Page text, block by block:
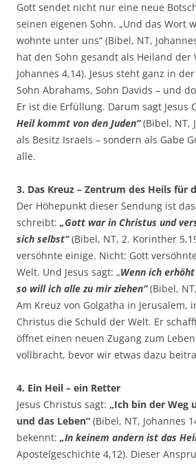
Gott sendet nicht nur eine neue
seinen eigenen Sohn. „Und das Wort
wohnte unter uns“ (Bibel, NT,
hat den Sohn gesandt als Heiland der
Johannes 4,14). Jesus steht ganz in
Sohn Abrahams, Sohn Davids – und
Er ist die Erfüllung. Darum sagt Jesus
Heil kommt von den Juden“(Bibel, NT,
als Besitz Israels – sondern als Gabe
alle.
3. Das Kreuz – Zentrum des Heils für
Der Höhepunkt dieser Sendung ist
schreibt: „Gott war in Christus und
sich selbst“(Bibel, NT, 2. Korinther
versöhnte einige. Nicht: Gott
Welt. Und Jesus sagt: „Wenn ich
so will ich alle zu mir ziehen“(Bibel,
Am Kreuz von Golgatha in Jerusalem,
Christus die Schuld der Welt. Er
öffnet einen neuen Zugang zum
vollbracht, bevor wir etwas dazu
4. Ein Heil – ein Retter
Jesus Christus sagt: „Ich bin der Weg
und das Leben“ (Bibel, NT, Johannes
bekennt: „In keinem andern ist das
Apostelgeschichte 4,12). Dieser